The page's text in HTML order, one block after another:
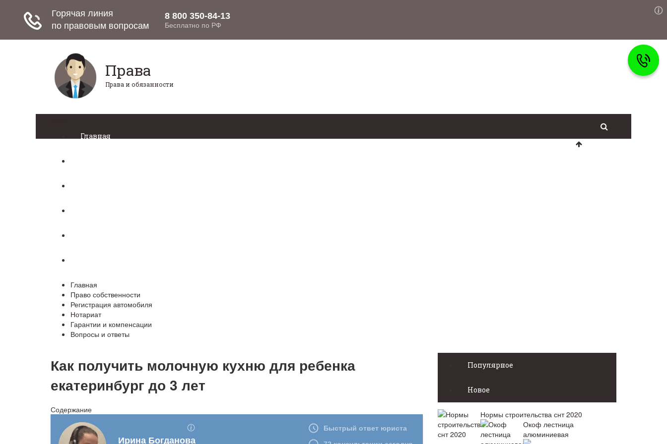
Права
Права и обязанности
Главная
Главная
Право собственности
Регистрация автомобиля
Нотариат
Гарантии и компенсации
Вопросы и ответы
Как получить молочную кухню для ребенка
екатеринбург до 3 лет
Содержание
Популярное
Новое
Нормы строительства снт 2020
Окоф лестница
алюминиевая